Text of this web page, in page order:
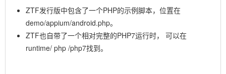
6.14. Jenkins集成
6.15. 代理服务
7. 开发指南
ZTF发行版中包含了一个PHP的示例脚本，位置在
demo/appium/android.php。
ZTF也自带了一个相对完整的PHP7运行时， 可以在
runtime/ php /php7找到。